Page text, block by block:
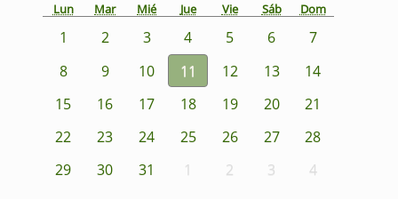
Lun Mar Mié Jue Vie Sáb Dom
1 2 3 4 5 6
7
8
9 10 11 12 13
14
15
16 17 18 19 20
21
22
23 24 25 26 27
28
29
30 31 1 2 3 4